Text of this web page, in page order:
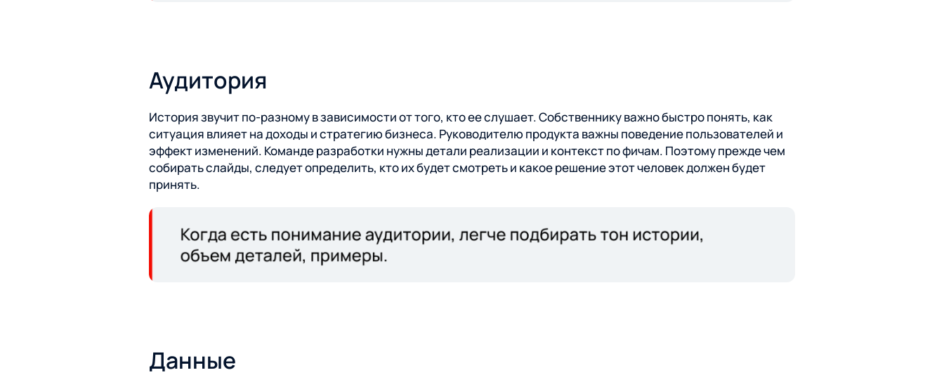
Аудитория
История звучит по-разному в зависимости от того, кто ее слушает. Собственнику важно быстро понять, как
ситуация влияет на доходы и стратегию бизнеса. Руководителю продукта важны поведение пользователей и
эффект изменений. Команде разработки нужны детали реализации и контекст по фичам. Поэтому прежде чем
собирать слайды, следует определить, кто их будет смотреть и какое решение этот человек должен будет
принять.
Данные